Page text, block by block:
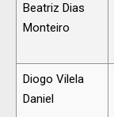
Beatriz Dias
Monteiro
Diogo Vilela
Daniel